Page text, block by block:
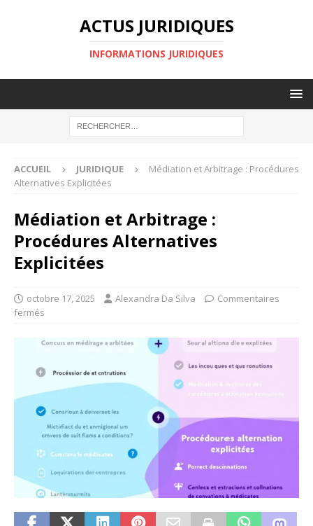
ACTUS JURIDIQUES
INFORMATIONS JURIDIQUES
ACCUEIL JURIDIQUE
Médiation et Arbitrage : Procédures
Alternatives Explicitées
Médiation et Arbitrage :
Procédures Alternatives
Explicitées
octobre 17, 2025 Alexandra Da Silva
Commentaires
fermés